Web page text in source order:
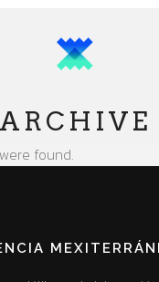
ARCHIVE
found.